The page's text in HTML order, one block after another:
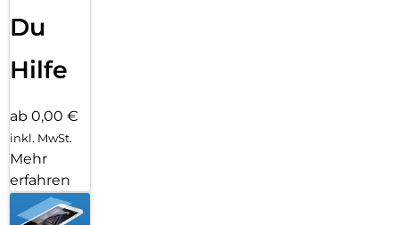
Du
Hilfe
ab 0,00 €
inkl. MwSt.
Mehr
erfahren